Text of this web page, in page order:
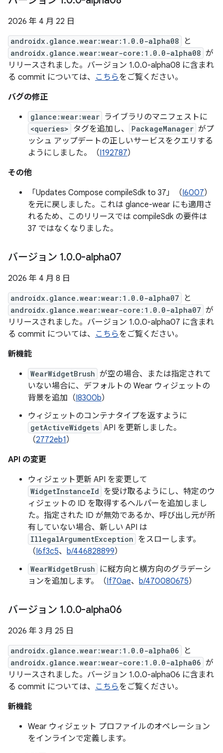
2026 年 4 月 22 日
androidx.glance.wear:wear:1.0.0-alpha08 と
androidx.glance.wear:wear-core:1.0.0-alpha08 が
リリースされました。バージョン 1.0.0-alpha08 に含まれ
る commit については、 こちらをご覧ください。
バグの修正
glance:wear:wear ライブラリのマニフェストに
<queries> タグを追加し、 PackageManager がプ
ッシュ アップデートの正しいサービスをクエリする
ようにしました。（I192787）
その他
「Updates Compose compileSdk to 37」（I6007）
を元に戻しました。これは glance-wear にも適用さ
れるため、このリリースでは compileSdk の要件は
37 ではなくなりました。
バージョン 1.0.0-alpha07
2026 年 4 月 8 日
androidx.glance.wear:wear:1.0.0-alpha07 と
androidx.glance.wear:wear-core:1.0.0-alpha07 が
リリースされました。バージョン 1.0.0-alpha07 に含まれ
る commit については、 こちらをご覧ください。
新機能
WearWidgetBrush が空の場合、または指定されて
いない場合に、デフォルトの Wear ウィジェットの
背景を追加（I8300b）
ウィジェットのコンテナタイプを返すように
getActiveWidgets API を更新しました。
（2772eb1）
API の変更
ウィジェット更新 API を変更して
WidgetInstanceId を受け取るようにし、特定のウ
ィジェットの ID を取得するヘルパーを追加しまし
た。指定された ID が無効であるか、呼び出し元が所
有していない場合、新しい API は
IllegalArgumentException をスローします。
（I6f3c5、 b/446828899）
WearWidgetBrush
に縦方向と横方向のグラデーシ
ョンを追加します。（If70ae、 b/470080675）
バージョン 1.0.0-alpha06
2026 年 3 月 25 日
androidx.glance.wear:wear:1.0.0-alpha06 と
androidx.glance.wear:wear-core:1.0.0-alpha06 が
リリースされました。バージョン 1.0.0-alpha06 に含まれ
る commit については、 こちらをご覧ください。
新機能
Wear ウィジェット プロファイルのオペレーション
をインラインで定義します。